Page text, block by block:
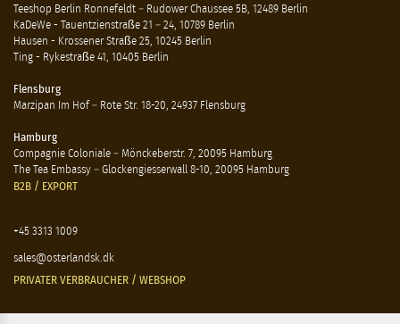
Teeshop Berlin Ronnefeldt – Rudower Chaussee 5B, 12489 Berlin
KaDeWe - Tauentzienstraße 21 – 24, 10789 Berlin
Hausen - Krossener Straße 25, 10245 Berlin
Ting - Rykestraße 41, 10405 Berlin
Flensburg
Marzipan Im Hof – Rote Str. 18-20, 24937 Flensburg
Hamburg
Compagnie Coloniale – Mönckeberstr. 7, 20095 Hamburg
The Tea Embassy – Glockengiesserwall 8-10, 20095 Hamburg
B2B / EXPORT
+45 3313 1009
sales@osterlandsk.dk
PRIVATER VERBRAUCHER / WEBSHOP